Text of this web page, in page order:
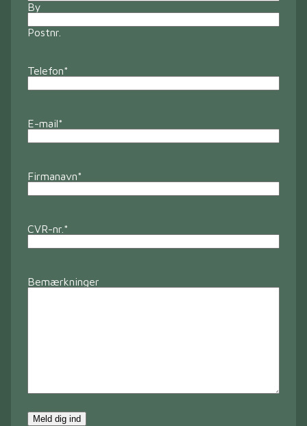
By
Postnr.
Telefon*
E-mail*
Firmanavn*
CVR-nr. *
Bemærkninger
Meld dig ind